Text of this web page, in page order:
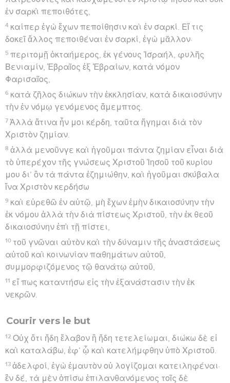
ἐν σαρκὶ πεποιθότες,
4 καίπερ ἐγὼ ἔχων πεποίθησιν καὶ ἐν σαρκί. Εἴ τις
δοκεῖ ἄλλος πεποιθέναι ἐν σαρκί, ἐγὼ μᾶλλον·
5 περιτομῇ ὀκταήμερος, ἐκ γένους Ἰσραήλ, φυλῆς
Βενιαμίν, Ἑβραῖος ἐξ Ἑβραίων, κατὰ νόμον
Φαρισαῖος,
6 κατὰ ζῆλος διώκων τὴν ἐκκλησίαν, κατὰ δικαιοσύνην
τὴν ἐν νόμῳ γενόμενος ἄμεμπτος.
7 Ἀλλὰ ἅτινα ἦν μοι κέρδη, ταῦτα ἥγημαι διὰ τὸν
Χριστὸν ζημίαν.
8 ἀλλὰ μενοῦνγε καὶ ἡγοῦμαι πάντα ζημίαν εἶναι διὰ
τὸ ὑπερέχον τῆς γνώσεως Χριστοῦ Ἰησοῦ τοῦ κυρίου
μου δι’ ὃν τὰ πάντα ἐζημιώθην, καὶ ἡγοῦμαι σκύβαλα
ἵνα Χριστὸν κερδήσω
9 καὶ εὑρεθῶ ἐν αὐτῷ, μὴ ἔχων ἐμὴν δικαιοσύνην τὴν
ἐκ νόμου ἀλλὰ τὴν διὰ πίστεως Χριστοῦ, τὴν ἐκ θεοῦ
δικαιοσύνην ἐπὶ τῇ πίστει,
10 τοῦ γνῶναι αὐτὸν καὶ τὴν δύναμιν τῆς ἀναστάσεως
αὐτοῦ καὶ κοινωνίαν παθημάτων αὐτοῦ,
συμμορφιζόμενος τῷ θανάτῳ αὐτοῦ,
11 εἴ πως καταντήσω εἰς τὴν ἐξανάστασιν τὴν ἐκ
νεκρῶν.
Courir vers le but
12 Οὐχ ὅτι ἤδη ἔλαβον ἢ ἤδη τετελείωμαι, διώκω δὲ εἰ
καὶ καταλάβω, ἐφ’ ᾧ καὶ κατελήμφθην ὑπὸ Χριστοῦ.
13 ἀδελφοί, ἐγὼ ἐμαυτὸν οὐ λογίζομαι κατειληφέναι·
ἓν δέ, τὰ μὲν ὀπίσω ἐπιλανθανόμενος τοῖς δὲ